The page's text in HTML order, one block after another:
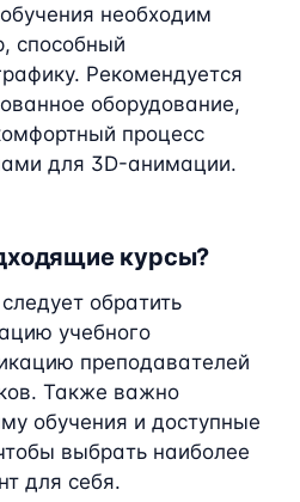
необходим
способный
Рекомендуется
оборудование,
процесс
для 3D-анимации.
курсы?
обратить
учебного
преподавателей
Также важно
обучения и доступные
выбрать наиболее
для себя.